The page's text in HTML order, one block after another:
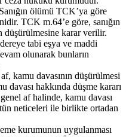
ölümü TCK’ya göre
TCK m.64’e göre, sanığın
düşürülmesine karar verilir.
tabi eşya ve maddi
olunarak bunların
kamu davasının düşürülmesi
davası hakkında düşme kararı
af halinde, kamu davası
neticeleri ile birlikte ortadan
kurumunun uygulanması